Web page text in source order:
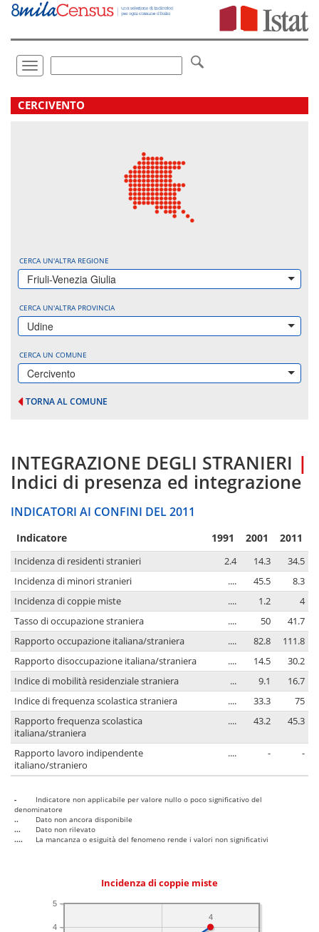
Vai
direttamente
Toggle
navigation
.
CERCIVENTO
CERCA UN'ALTRA REGIONE
Friuli-Venezia Giulia
CERCA UN'ALTRA PROVINCIA
Udine
CERCA UN COMUNE
Cercivento
TORNA AL COMUNE
INTEGRAZIONE DEGLI STRANIERI |
Indici di presenza ed integrazione
INDICATORI AI CONFINI DEL 2011
Indicatore 1991 2001 2011
Incidenza di residenti stranieri 2.4 14.3
34.5
Incidenza di minori stranieri
.... 45.5
8.3
Incidenza di coppie miste
.... 1.2
4
Tasso di occupazione straniera
.... 50
41.7
Rapporto occupazione italiana/straniera
.... 82.8
111.8
Rapporto disoccupazione italiana/straniera
.... 14.5
30.2
Indice di mobilità residenziale straniera
... 9.1
16.7
Indice di frequenza scolastica straniera
.... 33.3
75
Rapporto frequenza scolastica
italiana/straniera
.... 43.2 45.3
Rapporto lavoro indipendente
italiano/straniero
.... - -
-
Indicatore non applicabile per valore nullo o poco significativo del
denominatore
..
Dato non ancora disponibile
...
Dato non rilevato
....
La mancanza o esiguità del fenomeno rende i valori non significativi
Incidenza di coppie miste
4
5
4